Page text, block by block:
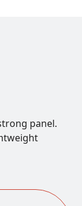
panel.